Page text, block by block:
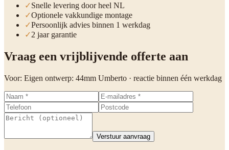
✓Snelle levering door heel NL
✓Optionele vakkundige montage
✓Persoonlijk advies binnen 1 werkdag
✓2 jaar garantie
Vraag een vrijblijvende offerte aan
Voor: Eigen ontwerp: 44mm Umberto · reactie binnen één werkdag
Verstuur aanvraag